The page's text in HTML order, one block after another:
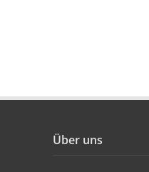
Über uns